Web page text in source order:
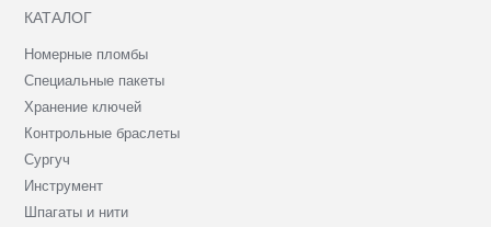
КАТАЛОГ
Номерные пломбы
Специальные пакеты
Хранение ключей
Контрольные браслеты
Сургуч
Инструмент
Шпагаты и нити